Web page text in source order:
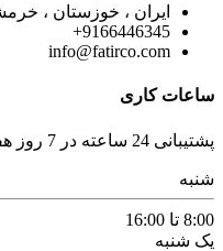
ایران ، خوزستان ،
9166446345+
info@fatirco.com
ساعات کاری
پشتیبانی 24 ساعته در 7 روز هفته
شنبه
8:00 تا 16:00
یک شنبه